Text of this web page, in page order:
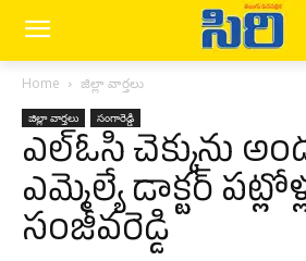
Home జిల్లా వార్త‌లు
జిల్లా వార్త‌లు సంగారెడ్డి
ఎల్ఓసి చెక్కును
ఎమ్మెల్యే డాక్టర్
సంజీవరెడ్డి